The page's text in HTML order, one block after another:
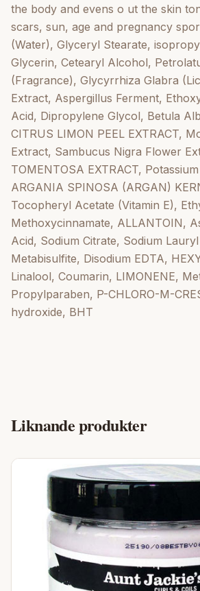
the body and evens o ut the skin
scars, sun, age and pregnancy
(Water), Glyceryl Stearate,
Glycerin, Cetearyl Alcohol,
(Fragrance), Glycyrrhiza Glabra
Extract, Aspergillus Ferment,
Acid, Dipropylene Glycol, Betula
CITRUS LIMON PEEL EXTRACT,
Extract, Sambucus Nigra Flower
TOMENTOSA EXTRACT,
ARGANIA SPINOSA (ARGAN)
Tocopheryl Acetate (Vitamin E),
Methoxycinnamate, ALLANTOIN,
Acid, Sodium Citrate, Sodium
Metabisulfite, Disodium EDTA,
Linalool, Coumarin, LIMONENE,
Propylparaben, P-CHLORO-M-
hydroxide, BHT
Liknande produkter